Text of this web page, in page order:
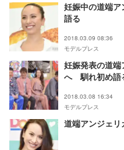
妊娠中の道端
語る
2018.03.09 08:36
モデルプレス
妊娠発表の道
へ 馴れ初め語
2018.03.08 16:34
モデルプレス
道端アンジェ